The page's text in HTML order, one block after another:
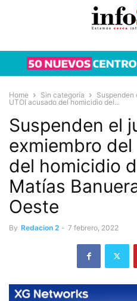
Home Sin categoría
Suspenden
UTOI acusado del homicidio del...
Suspenden el
exmiembro
del homicidio
Matías
Oeste
By Redacion 2 - 7 febrero, 2022